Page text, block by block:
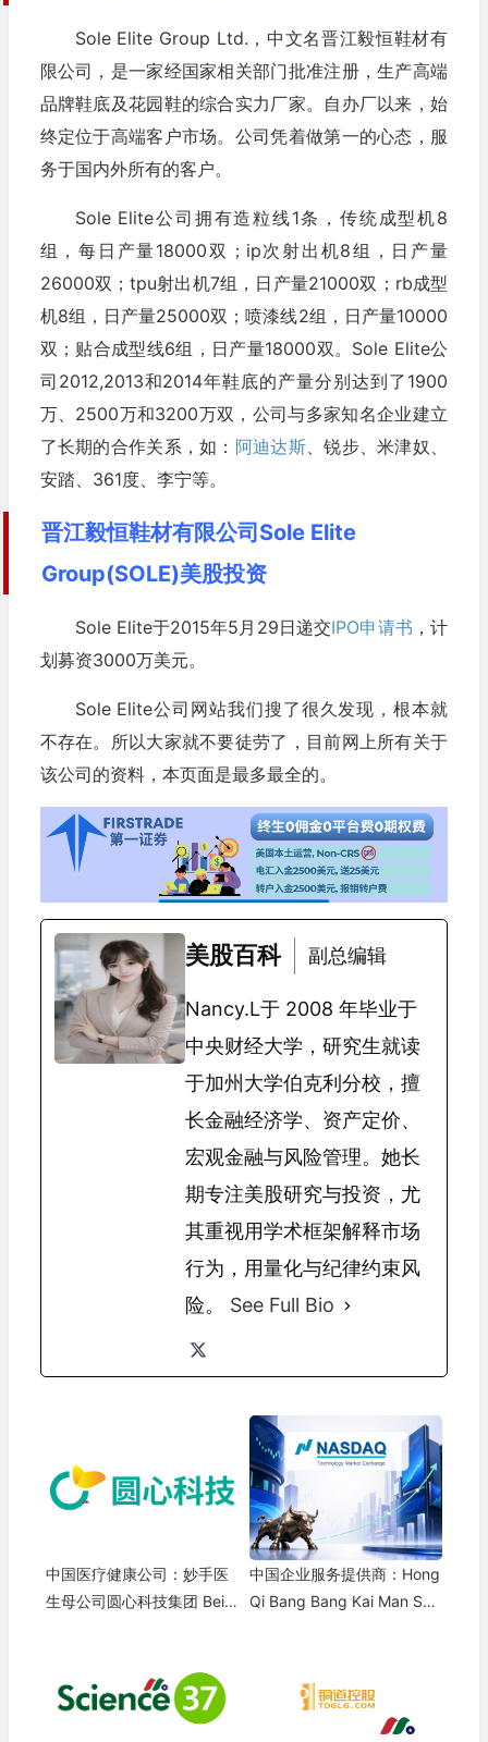
Sole Elite Group Ltd.，中文名晋江毅恒鞋材有
限公司，是一家经国家相关部门批准注册，生产高端
品牌鞋底及花园鞋的综合实力厂家。自办厂以来，始
终定位于高端客户市场。公司凭着做第一的心态，服
务于国内外所有的客户。
Sole Elite公司拥有造粒线1条，传统成型机8
组，每日产量18000双；ip次射出机8组，日产量
26000双；tpu射出机7组，日产量21000双；rb成型
机8组，日产量25000双；喷漆线2组，日产量10000
双；贴合成型线6组，日产量18000双。Sole Elite公
司2012,2013和2014年鞋底的产量分别达到了1900
万、2500万和3200万双，公司与多家知名企业建立
了长期的合作关系，如： 阿迪达斯、锐步、米津奴、
安踏、361度、李宁等。
晋江毅恒鞋材有限公司Sole Elite
Group(SOLE)美股投资
Sole Elite于2015年5月29日递交IPO申请书 ，计
划募资3000万美元。
Sole Elite公司网站我们搜了很久发现，根本就
不存在。所以大家就不要徒劳了，目前网上所有关于
该公司的资料，本页面是最多最全的。
美股百科 副总编辑
Nancy.L于 2008 年毕业于
中央财经大学，研究生就读
于加州大学伯克利分校，擅
长金融经济学、资产定价、
宏观金融与风险管理。她长
期专注美股研究与投资，尤
其重视用学术框架解释市场
行为，用量化与纪律约束风
险。 See Full Bio
中国医疗健康公司：妙手医
生母公司圆心科技集团 Beiji
中国企业服务提供商：Hong
Qi Bang Bang Kai Man Sci